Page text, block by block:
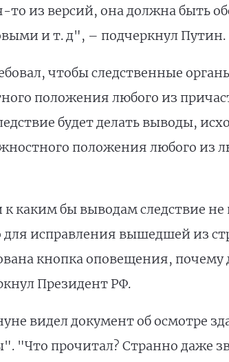
то из версий, она должна быть
и т. д", – подчеркнул Путин.
чтобы следственные
положения любого из
будет делать выводы,
положения любого из
каким бы выводам следствие
для исправления вышедшей из
кнопка оповещения,
Президент РФ.
видел документ об осмотре
"Что прочитал? Странно даже